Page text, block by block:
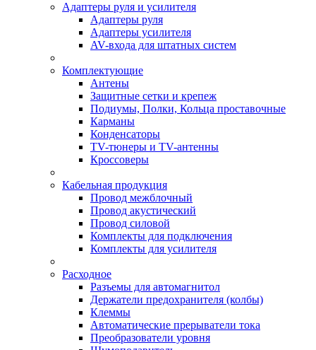
Адаптеры руля и усилителя
Адаптеры руля
Адаптеры усилителя
AV-входа для штатных систем
Комплектующие
Антены
Защитные сетки и крепеж
Подиумы, Полки, Кольца проставочные
Карманы
Конденсаторы
TV-тюнеры и TV-антенны
Кроссоверы
Кабельная продукция
Провод межблочный
Провод акустический
Провод силовой
Комплекты для подключения
Комплекты для усилителя
Расходное
Разъемы для автомагнитол
Держатели предохранителя (колбы)
Клеммы
Автоматические прерыватели тока
Преобразователи уровня